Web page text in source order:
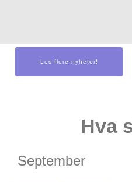
Les flere nyheter!
Hva
September